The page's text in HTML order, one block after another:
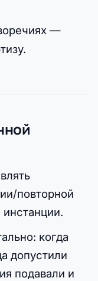
—
повторной
инстанции.
когда
допустили
подавали и